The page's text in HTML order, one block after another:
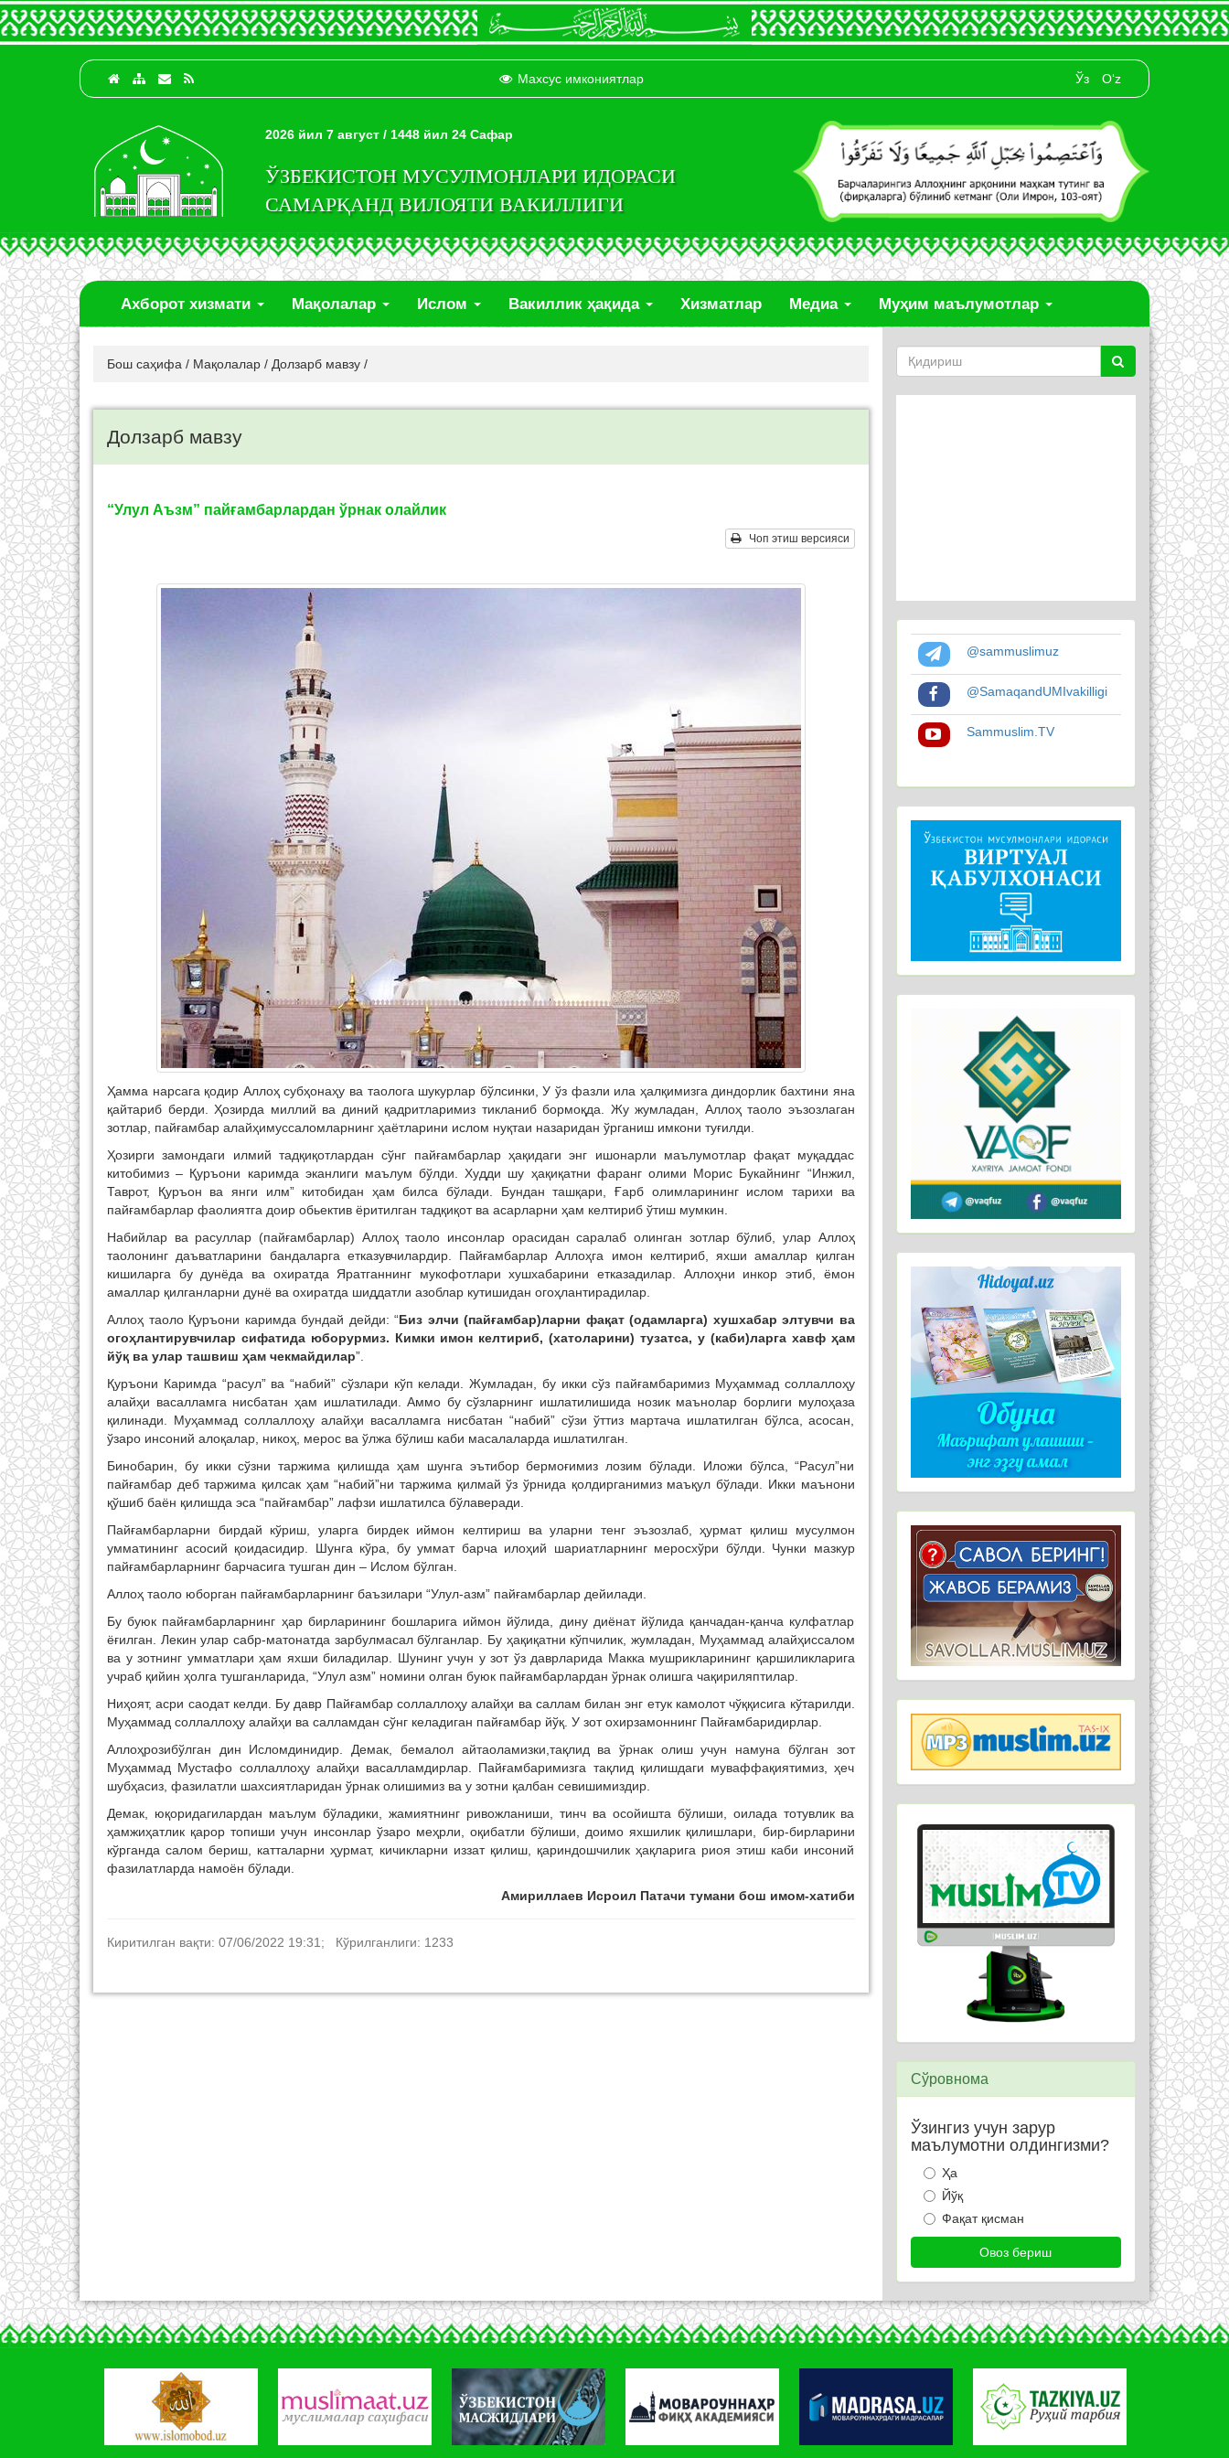
Махсус имкониятлар Ўз O‘z
2026 йил 7 август / 1448 йил 24 Сафар
ЎЗБЕКИСТОН МУСУЛМОНЛАРИ ИДОРАСИ
САМАРҚАНД ВИЛОЯТИ ВАКИЛЛИГИ
Ахборот хизмати Мақолалар Ислом Вакиллик ҳақида Хизматлар Медиа Муҳим маълумотлар
Бош саҳифа / Мақолалар / Долзарб мавзу /
Долзарб мавзу
“Улул Аъзм” пайғамбарлардан ўрнак олайлик
Чоп этиш версияси
Ҳамма нарсага қодир Аллоҳ субҳонаҳу ва таолога шукурлар бўлсинки, У ўз фазли ила ҳалқимизга диндорлик бахтини яна
қайтариб берди. Ҳозирда миллий ва диний қадритларимиз тикланиб бормоқда. Жу жумладан, Аллоҳ таоло эъзозлаган
зотлар, пайғамбар алайҳимуссаломларнинг ҳаётларини ислом нуқтаи назаридан ўрганиш имкони туғилди.
Ҳозирги замондаги илмий тадқиқотлардан сўнг пайғамбарлар ҳақидаги энг ишонарли маълумотлар фақат муқаддас
китобимиз – Қуръони каримда эканлиги маълум бўлди. Худди шу ҳақиқатни фаранг олими Морис Букайнинг “Инжил,
Таврот, Қуръон ва янги илм” китобидан ҳам билса бўлади. Бундан ташқари, Ғарб олимларининг ислом тарихи ва
пайғамбарлар фаолиятга доир обьектив ёритилган тадқиқот ва асарларни ҳам келтириб ўтиш мумкин.
Набийлар ва расуллар (пайғамбарлар) Аллоҳ таоло инсонлар орасидан саралаб олинган зотлар бўлиб, улар Аллоҳ
таолонинг даъватларини бандаларга етказувчилардир. Пайғамбарлар Аллоҳга имон келтириб, яхши амаллар қилган
кишиларга бу дунёда ва охиратда Яратганнинг мукофотлари хушхабарини етказадилар. Аллоҳни инкор этиб, ёмон
амаллар қилганларни дунё ва охиратда шиддатли азоблар кутишидан огоҳлантирадилар.
Аллоҳ таоло Қуръони каримда бундай дейди: “Биз элчи (пайғамбар)ларни фақат (одамларга) хушхабар элтувчи ва
огоҳлантирувчилар сифатида юборурмиз. Кимки имон келтириб, (хатоларини) тузатса, у (каби)ларга хавф ҳам
йўқ ва улар ташвиш ҳам чекмайдилар”.
Қуръони Каримда “расул” ва “набий” сўзлари кўп келади. Жумладан, бу икки сўз пайғамбаримиз Муҳаммад соллаллоҳу
алайҳи васалламга нисбатан ҳам ишлатилади. Аммо бу сўзларнинг ишлатилишида нозик маънолар борлиги мулоҳаза
қилинади. Муҳаммад соллаллоҳу алайҳи васалламга нисбатан “набий” сўзи ўттиз мартача ишлатилган бўлса, асосан,
ўзаро инсоний алоқалар, никоҳ, мерос ва ўлжа бўлиш каби масалаларда ишлатилган.
Бинобарин, бу икки сўзни таржима қилишда ҳам шунга эътибор бермоғимиз лозим бўлади. Иложи бўлса, “Расул”ни
пайғамбар деб таржима қилсак ҳам “набий”ни таржима қилмай ўз ўрнида қолдирганимиз маъқул бўлади. Икки маънони
қўшиб баён қилишда эса “пайғамбар” лафзи ишлатилса бўлаверади.
Пайғамбарларни бирдай кўриш, уларга бирдек иймон келтириш ва уларни тенг эъзозлаб, ҳурмат қилиш мусулмон
умматининг асосий қоидасидир. Шунга кўра, бу уммат барча илоҳий шариатларнинг меросхўри бўлди. Чунки мазкур
пайғамбарларнинг барчасига тушган дин – Ислом бўлган.
Аллоҳ таоло юборган пайғамбарларнинг баъзилари “Улул-азм” пайғамбарлар дейилади.
Бу буюк пайғамбарларнинг ҳар бирларининг бошларига иймон йўлида, дину диёнат йўлида қанчадан-қанча кулфатлар
ёғилган. Лекин улар сабр-матонатда зарбулмасал бўлганлар. Бу ҳақиқатни кўпчилик, жумладан, Муҳаммад алайҳиссалом
ва у зотнинг умматлари ҳам яхши биладилар. Шунинг учун у зот ўз даврларида Макка мушрикларининг қаршиликларига
учраб қийин ҳолга тушганларида, “Улул азм” номини олган буюк пайғамбарлардан ўрнак олишга чақириляптилар.
Ниҳоят, асри саодат келди. Бу давр Пайғамбар соллаллоҳу алайҳи ва саллам билан энг етук камолот чўққисига кўтарилди.
Муҳаммад соллаллоҳу алайҳи ва салламдан сўнг келадиган пайғамбар йўқ. У зот охирзамоннинг Пайғамбаридирлар.
Аллоҳрозибўлган дин Исломдинидир. Демак, бемалол айтаоламизки, тақлид ва ўрнак олиш учун намуна бўлган зот
Муҳаммад Мустафо соллаллоҳу алайҳи васалламдирлар. Пайғамбаримизга тақлид қилишдаги муваффақиятимиз, ҳеч
шубҳасиз, фазилатли шахсиятларидан ўрнак олишимиз ва у зотни қалбан севишимиздир.
Демак, юқоридагилардан маълум бўладики, жамиятнинг ривожланиши, тинч ва осойишта бўлиши, оилада тотувлик ва
ҳамжиҳатлик қарор топиши учун инсонлар ўзаро меҳрли, оқибатли бўлиши, доимо яхшилик қилишлари, бир-бирларини
кўрганда салом бериш, катталарни ҳурмат, кичикларни иззат қилиш, қариндошчилик ҳақларига риоя этиш каби инсоний
фазилатларда намоён бўлади.
Амириллаев Исроил Патачи тумани бош имом-хатиби
Киритилган вақти: 07/06/2022 19:31; Кўрилганлиги: 1233
@sammuslimuz
@SamaqandUMIvakilligi
Sammuslim.TV
Сўровнома
Ўзингиз учун зарур
маълумотни олдингизми?
Ҳа
Йўқ
Фақат қисман